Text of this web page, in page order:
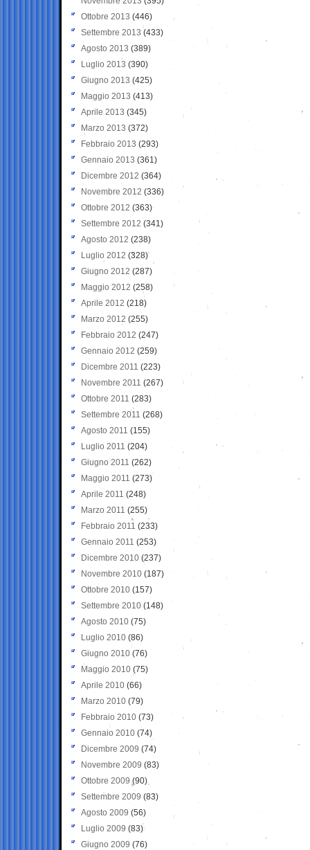
Ottobre 2013 (446)
Settembre 2013 (433)
Agosto 2013 (389)
Luglio 2013 (390)
Giugno 2013 (425)
Maggio 2013 (413)
Aprile 2013 (345)
Marzo 2013 (372)
Febbraio 2013 (293)
Gennaio 2013 (361)
Dicembre 2012 (364)
Novembre 2012 (336)
Ottobre 2012 (363)
Settembre 2012 (341)
Agosto 2012 (238)
Luglio 2012 (328)
Giugno 2012 (287)
Maggio 2012 (258)
Aprile 2012 (218)
Marzo 2012 (255)
Febbraio 2012 (247)
Gennaio 2012 (259)
Dicembre 2011 (223)
Novembre 2011 (267)
Ottobre 2011 (283)
Settembre 2011 (268)
Agosto 2011 (155)
Luglio 2011 (204)
Giugno 2011 (262)
Maggio 2011 (273)
Aprile 2011 (248)
Marzo 2011 (255)
Febbraio 2011 (233)
Gennaio 2011 (253)
Dicembre 2010 (237)
Novembre 2010 (187)
Ottobre 2010 (157)
Settembre 2010 (148)
Agosto 2010 (75)
Luglio 2010 (86)
Giugno 2010 (76)
Maggio 2010 (75)
Aprile 2010 (66)
Marzo 2010 (79)
Febbraio 2010 (73)
Gennaio 2010 (74)
Dicembre 2009 (74)
Novembre 2009 (83)
Ottobre 2009 (90)
Settembre 2009 (83)
Agosto 2009 (56)
Luglio 2009 (83)
Giugno 2009 (76)